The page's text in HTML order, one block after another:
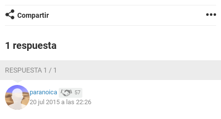
Compartir
1 respuesta
RESPUESTA 1 / 1
paranoica 57
20 jul 2015 a las 22:26